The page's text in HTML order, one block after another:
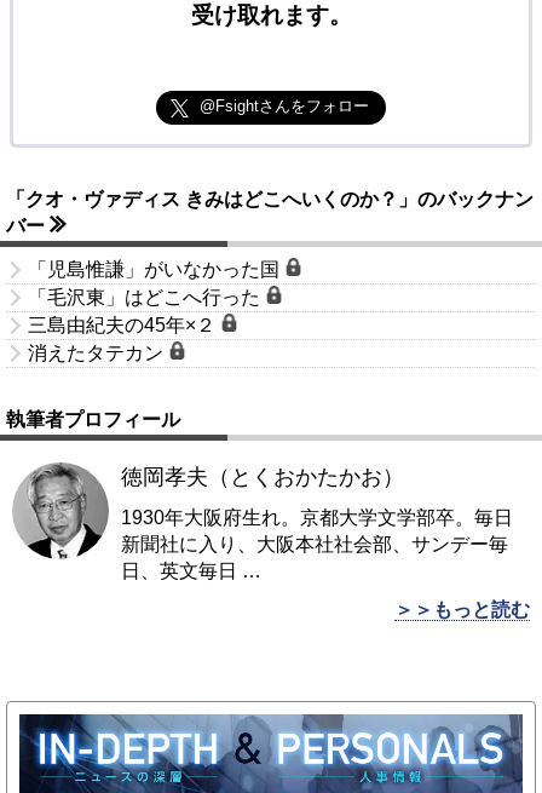
受け取れます。
@Fsightさんをフォロー
「クオ・ヴァディス きみはどこへいくのか？」のバックナン
バー
「児島惟謙」がいなかった国
「毛沢東」はどこへ行った
三島由紀夫の45年×２
消えたタテカン
執筆者プロフィール
徳岡孝夫（とくおかたかお）
1930年大阪府生れ。京都大学文学部卒。毎日
新聞社に入り、大阪本社社会部、サンデー毎
日、英文毎日 …
＞＞もっと読む